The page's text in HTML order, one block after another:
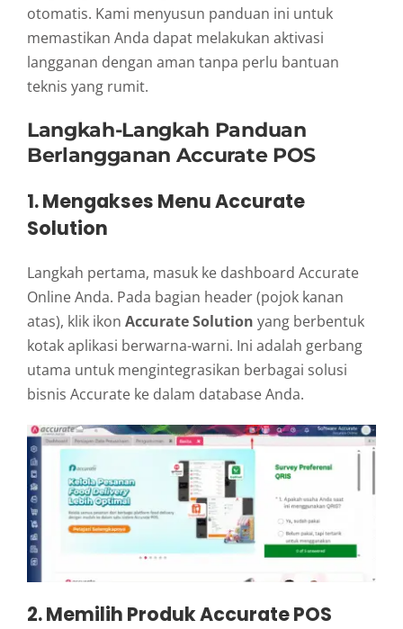
otomatis. Kami menyusun panduan ini untuk
memastikan Anda dapat melakukan aktivasi
langganan dengan aman tanpa perlu bantuan
teknis yang rumit.
Langkah-Langkah Panduan
Berlangganan Accurate POS
1. Mengakses Menu Accurate
Solution
Langkah pertama, masuk ke dashboard Accurate
Online Anda. Pada bagian header (pojok kanan
atas), klik ikon Accurate Solution yang berbentuk
kotak aplikasi berwarna-warni. Ini adalah gerbang
utama untuk mengintegrasikan berbagai solusi
bisnis Accurate ke dalam database Anda.
2. Memilih Produk Accurate POS